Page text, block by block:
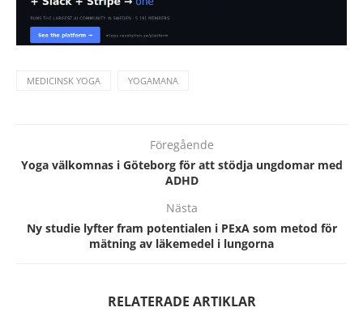
MEDICINSK YOGA YOGAMANA
Föregående
Yoga välkomnas i Göteborg för att stödja ungdomar med
ADHD
Nästa
Ny studie lyfter fram potentialen i PExA som metod för
mätning av läkemedel i lungorna
RELATERADE ARTIKLAR